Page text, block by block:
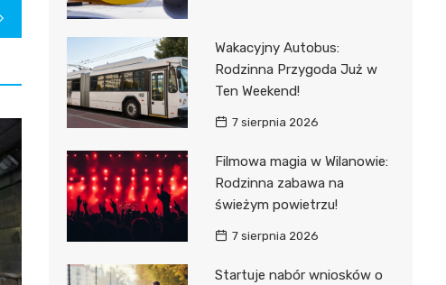
Wakacyjny Autobus:
Rodzinna Przygoda Już w
Ten Weekend!
7 sierpnia 2026
Filmowa magia w Wilanowie:
Rodzinna zabawa na
świeżym powietrzu!
7 sierpnia 2026
Startuje nabór wniosków o